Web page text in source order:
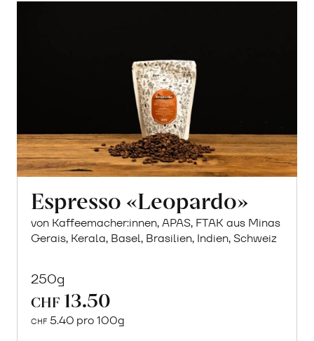
Espresso «Leopardo»
von Kaffeemacher:innen, APAS, FTAK aus Minas
Gerais, Kerala, Basel, Brasilien, Indien, Schweiz
250g
CHF 13.50
CHF 5.40 pro 100g